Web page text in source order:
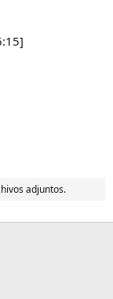
adjuntos.